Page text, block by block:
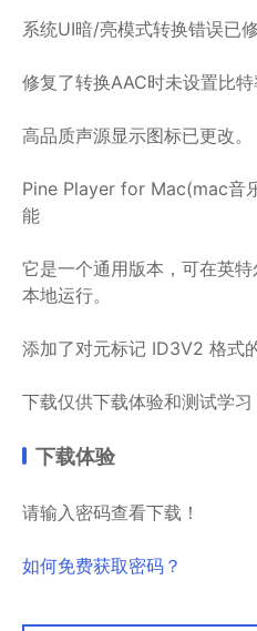
系统UI暗/亮模式转换错误已修
修复了转换AAC时未设置比特
高品质声源显示图标已更改。
Pine Player for Mac(mac音
能
它是一个通用版本，可在英
本地运行。
添加了对元标记 ID3V2 格式
下载仅供下载体验和测试学习
下载体验
请输入密码查看下载！
如何免费获取密码？